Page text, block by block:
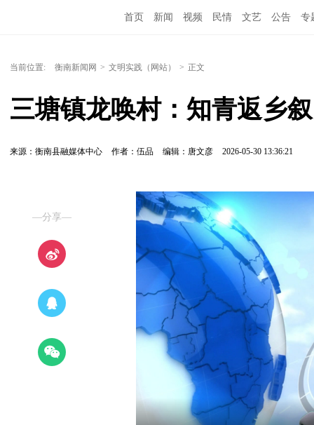
首页 新闻 视频 民情 文艺 公告 专
当前位置: 衡南新闻网 > 文明实践（网站） > 正文
三塘镇龙唤村：知青返乡
来源：衡南县融媒体中心 作者：伍品 编辑：唐文彦 2026-05-30 13:36:21
—分享—